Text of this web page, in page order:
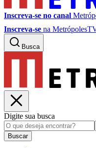
Inscreva-se no canal
Inscreva-se na
Busca
Digite sua busca
Buscar